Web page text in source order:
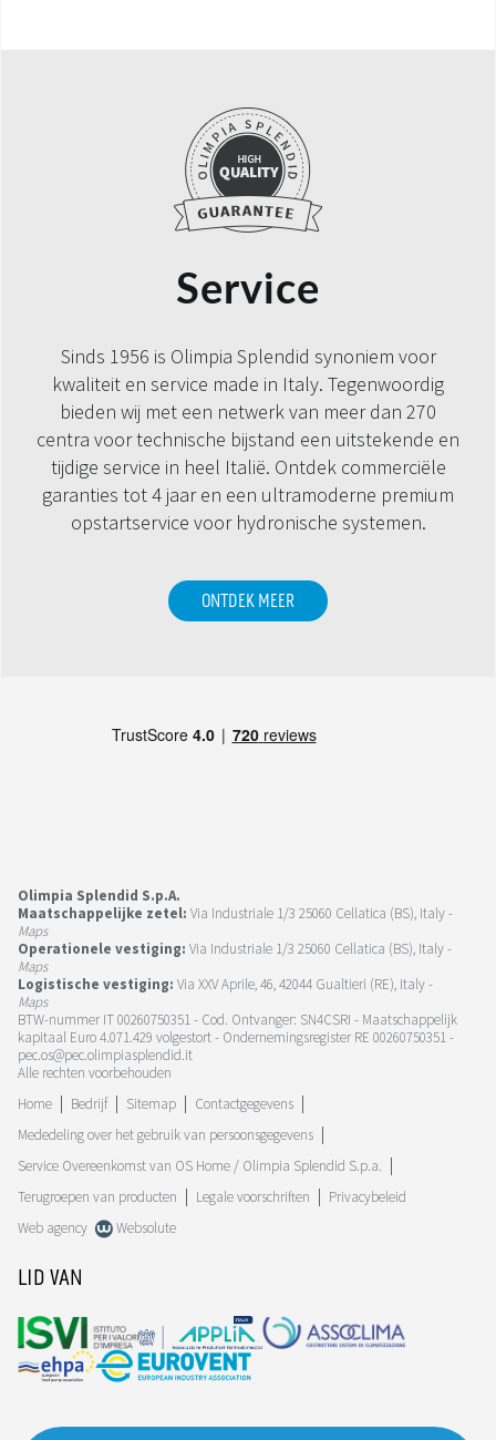
Service
Sinds 1956 is Olimpia Splendid synoniem voor
kwaliteit en service made in Italy. Tegenwoordig
bieden wij met een netwerk van meer dan 270
centra voor technische bijstand een uitstekende en
tijdige service in heel Italië. Ontdek commerciële
garanties tot 4 jaar en een ultramoderne premium
opstartservice voor hydronische systemen.
ONTDEK MEER
Olimpia Splendid S.p.A.
Maatschappelijke zetel: Via Industriale 1/3 25060 Cellatica (BS), Italy -
Maps
Operationele vestiging: Via Industriale 1/3 25060 Cellatica (BS), Italy -
Maps
Logistische vestiging: Via XXV Aprile, 46, 42044 Gualtieri (RE), Italy -
Maps
BTW-nummer IT 00260750351 - Cod. Ontvanger: SN4CSRI - Maatschappelijk
kapitaal Euro 4.071.429 volgestort - Ondernemingsregister RE 00260750351 -
pec.os@pec.olimpiasplendid.it
Alle rechten voorbehouden
Home
Bedrijf Sitemap
Contactgegevens
Mededeling over het gebruik van persoonsgegevens
Service Overeenkomst van OS Home / Olimpia Splendid S.p.a.
Terugroepen van producten
Legale voorschriften
Privacybeleid
Web agency
Websolute
LID VAN